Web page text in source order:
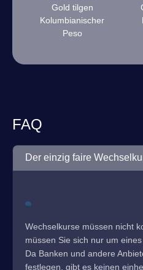
Gold tilgen
Kolumbianischer
Peso
FAQ
Der einzig faire
Wechselkurse müssen nicht
müssen Sie sich nur um
Da Banken und andere
festlegen, gibt es keinen